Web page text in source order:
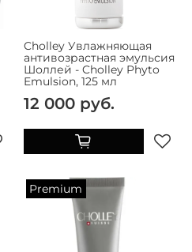
Cholley Увлажняющая
антивозрастная эмульсия
Шоллей - Cholley Phyto
Emulsion, 125 мл
12 000 руб.
Premium